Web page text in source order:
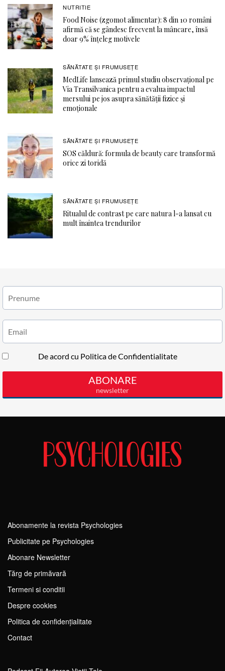
NUTRITIE
Food Noise (zgomot alimentar): 8 din 10 români
afirmă că se gândesc frecvent la mâncare, însă
doar 9% înțeleg motivele
SĂNĂTATE ŞI FRUMUSEȚE
MedLife lansează primul studiu observațional pe
Via Transilvanica pentru a evalua impactul
mersului pe jos asupra sănătății fizice și
emoționale
SĂNĂTATE ŞI FRUMUSEȚE
SOS căldură: formula de beauty care transformă
orice zi toridă
SĂNĂTATE ŞI FRUMUSEȚE
Ritualul de contrast pe care natura l-a lansat cu
mult înaintea trendurilor
Abonamente la revista Psychologies
Publicitate pe Psychologies
Abonare Newsletter
Tărg de primăvară
Termeni si conditii
Despre cookies
Politica de confidențialitate
Contact